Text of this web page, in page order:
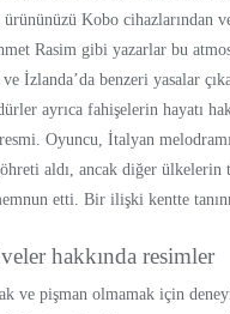
Kobo cihazlarından
Rasim gibi yazarlar bu
İzlanda’da benzeri yasalar
ayrıca fahişelerin hayatı
Oyuncu, İtalyan
aldı, ancak diğer
etti. Bir ilişki kentte
hakkında resimler
ve pişman olmamak için